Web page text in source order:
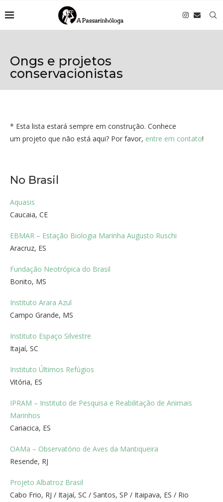
Ongs e projetos
conservacionistas
* Esta lista estará sempre em construção. Conhece
um projeto que não está aqui? Por favor, entre em contato!
No Brasil
Aquasis
Caucaia, CE
EBMAR – Estação Biologia Marinha Augusto Ruschi
Aracruz, ES
Fundação Neotrópica do Brasil
Bonito, MS
Instituto Arara Azul
Campo Grande, MS
Instituto Espaço Silvestre
Itajaí, SC
Instituto Últimos Refúgios
Vitória, ES
IPRAM – Instituto de Pesquisa e Reabilitação de Animais
Marinhos
Cariacica, ES
OAMa – Observatório de Aves da Mantiqueira
Resende, RJ
Projeto Albatroz Brasil
Cabo Frio, RJ / Itajaí, SC / Santos, SP / Itaipava, ES / Rio